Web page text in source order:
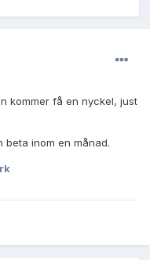
kommer få en nyckel, just
beta inom en månad.